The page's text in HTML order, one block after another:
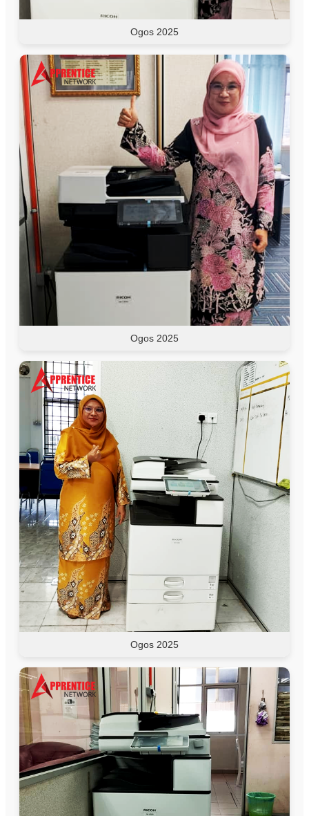
Ogos 2025
Ogos 2025
Ogos 2025